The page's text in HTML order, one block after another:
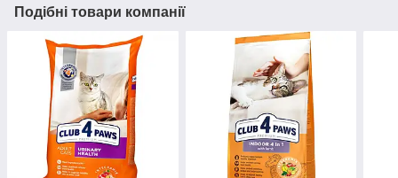
Подібні товари компанії